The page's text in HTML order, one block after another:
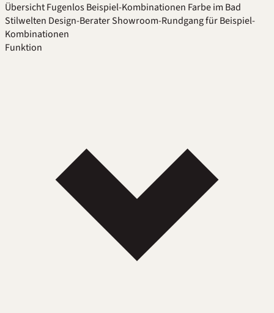
ÜbersichtFugenlosBeispiel-Kombinationen Farbe im Bad
Stilwelten Design-BeraterShowroom-Rundgang für Beispiel-
Kombinationen
Funktion